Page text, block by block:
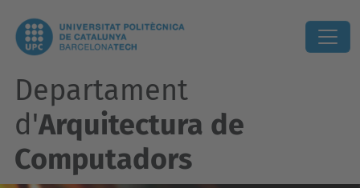
Departament
d'Arquitectura de
Computadors